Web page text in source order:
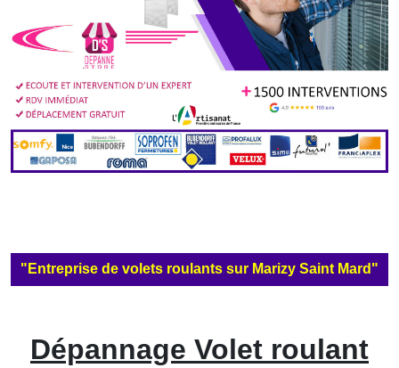
"Entreprise de volets roulants sur Marizy Saint Mard"
Dépannage Volet roulant